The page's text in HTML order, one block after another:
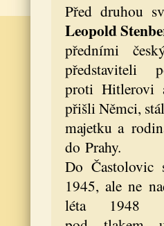
Před druhou
Leopold
předními
představiteli
proti Hitlerovi
přišli Němci,
majetku a
do Prahy.
Do
1945, ale ne
léta 1948